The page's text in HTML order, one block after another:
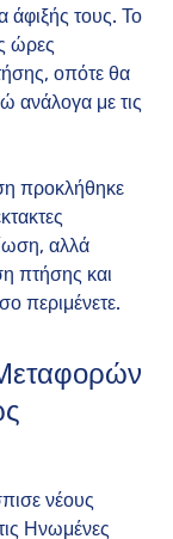
άφιξής τους. Το
ώρες
οπότε θα
ανάλογα με τις
προκλήθηκε
αλλά
πτήσης και
περιμένετε.
νέους
Ηνωμένες